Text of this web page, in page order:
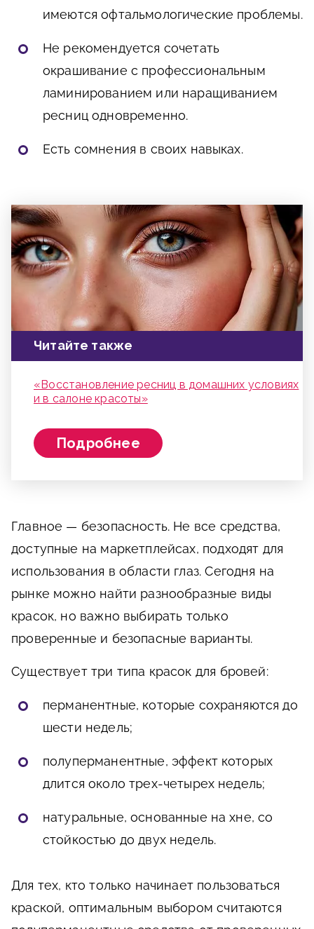
имеются офтальмологические проблемы.
Не рекомендуется сочетать
окрашивание с профессиональным
ламинированием или наращиванием
ресниц одновременно.
Есть сомнения в своих навыках.
Читайте также
«Восстановление ресниц в домашних условиях
и в салоне красоты»
Подробнее
Главное — безопасность. Не все средства,
доступные на маркетплейсах, подходят для
использования в области глаз. Сегодня на
рынке можно найти разнообразные виды
красок, но важно выбирать только
проверенные и безопасные варианты.
Существует три типа красок для бровей:
перманентные, которые сохраняются до
шести недель;
полуперманентные, эффект которых
длится около трех-четырех недель;
натуральные, основанные на хне, со
стойкостью до двух недель.
Для тех, кто только начинает пользоваться
краской, оптимальным выбором считаются